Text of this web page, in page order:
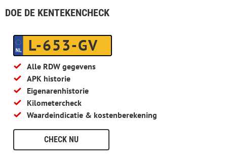
DOE DE KENTEKENCHECK
L-653-GV
Alle RDW gegevens
APK historie
Eigenarenhistorie
Kilometercheck
Waardeindicatie & kostenberekening
CHECK NU